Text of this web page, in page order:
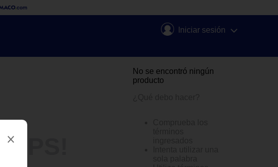
Iniciar sesión
OOPS!
No se encontró ningún
producto